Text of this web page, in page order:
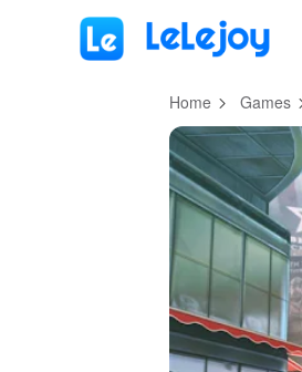
Home Games